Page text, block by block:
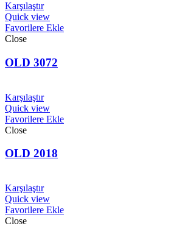
Karşılaştır
Quick view
Favorilere Ekle
Close
OLD 3072
Karşılaştır
Quick view
Favorilere Ekle
Close
OLD 2018
Karşılaştır
Quick view
Favorilere Ekle
Close